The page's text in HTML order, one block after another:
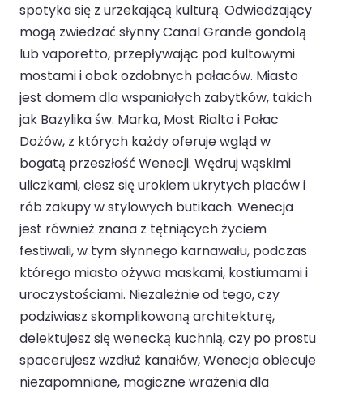
spotyka się z urzekającą kulturą. Odwiedzający
mogą zwiedzać słynny Canal Grande gondolą
lub vaporetto, przepływając pod kultowymi
mostami i obok ozdobnych pałaców. Miasto
jest domem dla wspaniałych zabytków, takich
jak Bazylika św. Marka, Most Rialto i Pałac
Dożów, z których każdy oferuje wgląd w
bogatą przeszłość Wenecji. Wędruj wąskimi
uliczkami, ciesz się urokiem ukrytych placów i
rób zakupy w stylowych butikach. Wenecja
jest również znana z tętniących życiem
festiwali, w tym słynnego karnawału, podczas
którego miasto ożywa maskami, kostiumami i
uroczystościami. Niezależnie od tego, czy
podziwiasz skomplikowaną architekturę,
delektujesz się wenecką kuchnią, czy po prostu
spacerujesz wzdłuż kanałów, Wenecja obiecuje
niezapomniane, magiczne wrażenia dla